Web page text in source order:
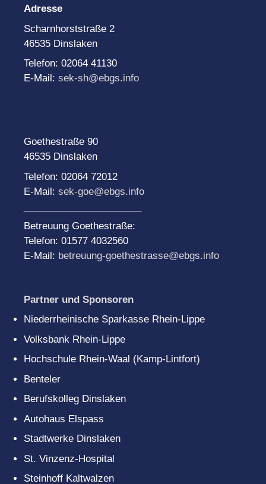
Adresse
Scharnhorststraße 2
46535 Dinslaken
Telefon: 02064 41130
E-Mail: sek-sh@ebgs.info
Goethestraße 90
46535 Dinslaken
Telefon: 02064 72012
E-Mail: sek-goe@ebgs.info
Betreuung Goethestraße:
Telefon: 01577 4032560
E-Mail: betreuung-goethestrasse@ebgs.info
Partner und Sponsoren
Niederrheinische Sparkasse Rhein-Lippe
Volksbank Rhein-Lippe
Hochschule Rhein-Waal (Kamp-Lintfort)
Benteler
Berufskolleg Dinslaken
Autohaus Elspass
Stadtwerke Dinslaken
St. Vinzenz-Hospital
Steinhoff Kaltwalzen